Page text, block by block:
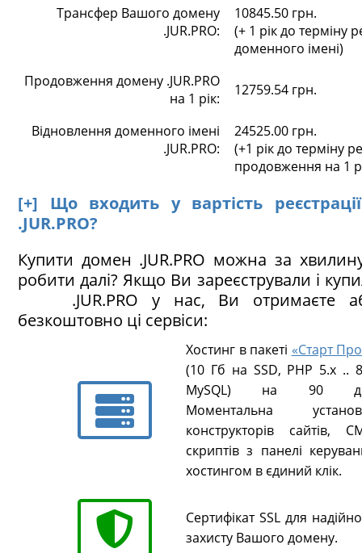
Трансфер Вашого домену
.JUR.PRO:
10845.50 грн.
(+ 1 рік до терміну
доменного імені)
Продовження домену .JUR.PRO
на 1 рік:
12759.54 грн.
Відновлення доменного імені
.JUR.PRO:
24525.00 грн.
(+1 рік до терміну
продовження на 1
[+] Що входить у вартість
.JUR.PRO?
Купити домен .JUR.PRO можна за
робити далі? Якщо Ви зареєстрували і
.JUR.PRO у нас, Ви отримаєте
безкоштовно ці сервіси:
Хостинг в пакеті «Старт
(10 Гб на SSD, PHP 5.х ..
MySQL) на 90
Моментальна
конструкторів сайтів,
скриптів з панелі
хостингом в єдиний клік.
Сертифікат SSL для
захисту Вашого домену.